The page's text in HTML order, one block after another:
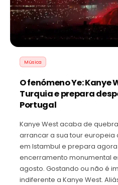
Música
O fenómeno Ye:
Turquia e prepara
Portugal
Kanye West acaba de
arrancar a sua tour
em Istambul e prepara
encerramento monumental
agosto. Gostando ou não é
indiferente a Kanye West.